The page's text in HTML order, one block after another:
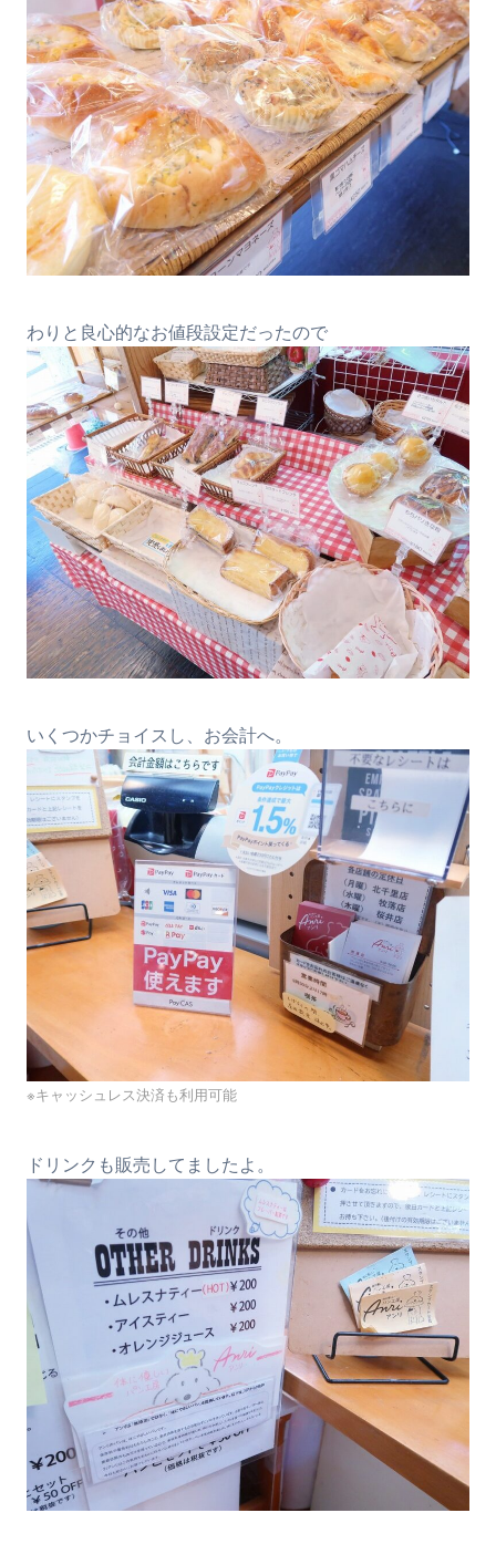
わりと良心的なお値段設定だったので
いくつかチョイスし、お会計へ。
※キャッシュレス決済も利用可能
ドリンクも販売してましたよ。